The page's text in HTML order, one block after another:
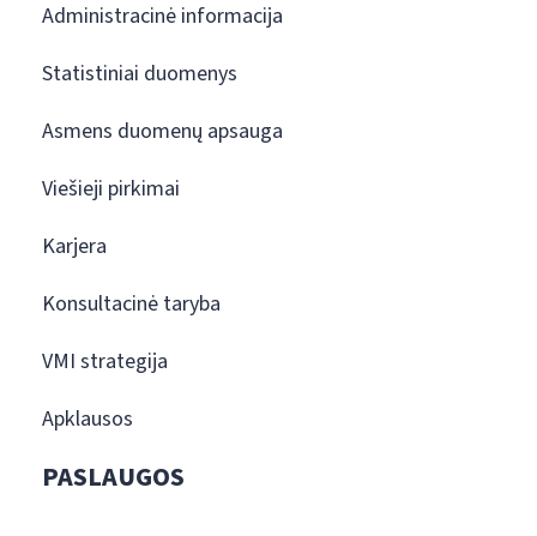
Administracinė informacija
Statistiniai duomenys
Asmens duomenų apsauga
Viešieji pirkimai
Karjera
Konsultacinė taryba
VMI strategija
Apklausos
PASLAUGOS